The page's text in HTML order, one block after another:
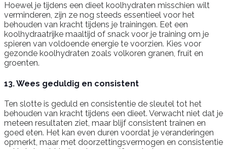
Hoewel je tijdens een dieet koolhydraten misschien wilt
verminderen, zijn ze nog steeds essentieel voor het
behouden van kracht tijdens je trainingen. Eet een
koolhydraatrijke maaltijd of snack voor je training om je
spieren van voldoende energie te voorzien. Kies voor
gezonde koolhydraten zoals volkoren granen, fruit en
groenten.
13. Wees geduldig en consistent
Ten slotte is geduld en consistentie de sleutel tot het
behouden van kracht tijdens een dieet. Verwacht niet dat je
meteen resultaten ziet, maar blijf consistent trainen en
goed eten. Het kan even duren voordat je veranderingen
opmerkt, maar met doorzettingsvermogen en consistentie